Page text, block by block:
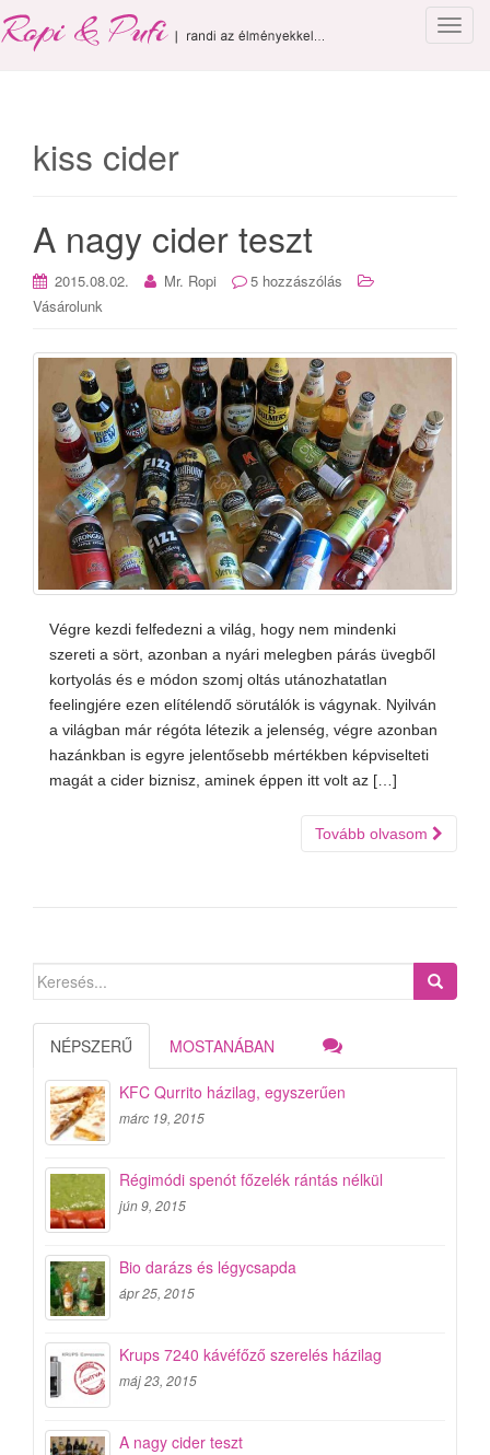
T
i
kiss cider
A nagy cider teszt
2015.08.02. Mr. Ropi
5 hozzászólás
Vásárolunk
Végre kezdi felfedezni a világ, hogy nem mindenki
szereti a sört, azonban a nyári melegben párás üvegből
kortyolás és e módon szomj oltás utánozhatatlan
feelingjére ezen elítélendő sörutálók is vágynak. Nyilván
a világban már régóta létezik a jelenség, végre azonban
hazánkban is egyre jelentősebb mértékben képviselteti
magát a cider biznisz, aminek éppen itt volt az […]
Tovább olvasom
Search
NÉPSZERŰ MOSTANÁBAN
KFC Qurrito házilag, egyszerűen
márc 19, 2015
Régimódi spenót főzelék rántás nélkül
jún 9, 2015
Bio darázs és légycsapda
ápr 25, 2015
Krups 7240 kávéfőző szerelés házilag
máj 23, 2015
A nagy cider teszt